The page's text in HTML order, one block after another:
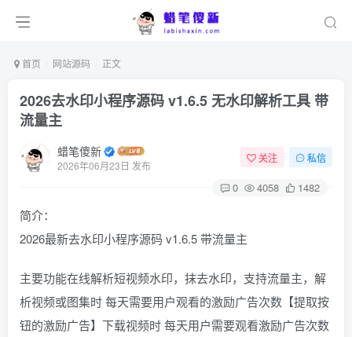
首页 网站源码 正文
2026去水印小程序源码 v1.6.5 无水印解析工具 带
流量主
蜡笔傻新
2026年06月23日 发布
关注 私信
0 4058 1482
简介：
2026最新去水印小程序源码 v1.6.5 带流量主
主要功能在线解析短视频水印，抹去水印，支持流量主，解
析视频或图集时 每天需要用户观看的激励广告次数【提取按
钮的激励广告】下载视频时 每天用户需要观看激励广告次数